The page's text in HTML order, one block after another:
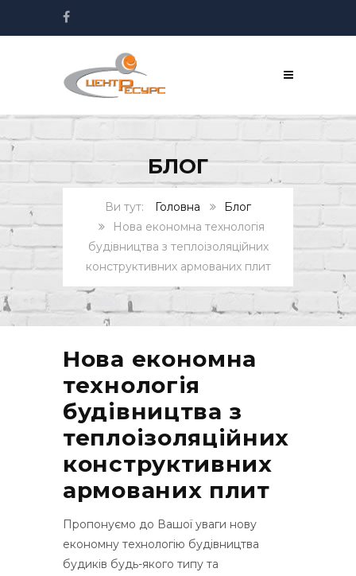
БЛОГ
Головна
Блог
Нова економна технологія
будівництва з теплоізоляційних
конструктивних армованих плит
Нова економна
технологія
будівництва з
теплоізоляційних
конструктивних
армованих плит
Пропонуємо до Вашої уваги нову
економну технологію будівництва
будиків будь-якого типу та